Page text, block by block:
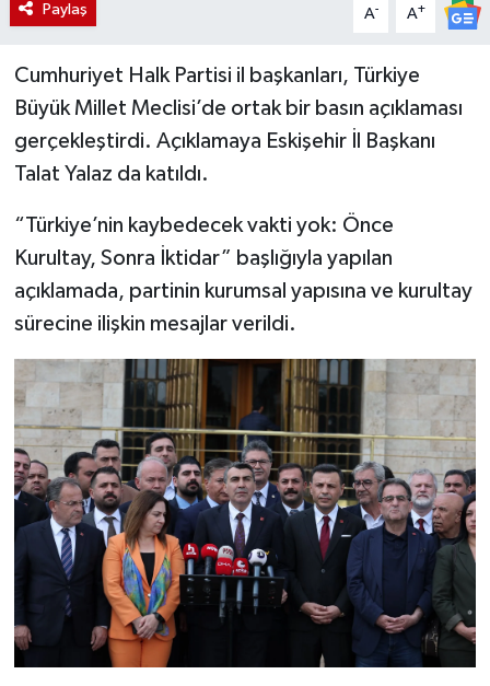
Paylaş A- A+
Cumhuriyet Halk Partisi il başkanları, Türkiye
Büyük Millet Meclisi’de ortak bir basın açıklaması
gerçekleştirdi. Açıklamaya Eskişehir İl Başkanı
Talat Yalaz da katıldı.
“Türkiye’nin kaybedecek vakti yok: Önce
Kurultay, Sonra İktidar” başlığıyla yapılan
açıklamada, partinin kurumsal yapısına ve kurultay
sürecine ilişkin mesajlar verildi.